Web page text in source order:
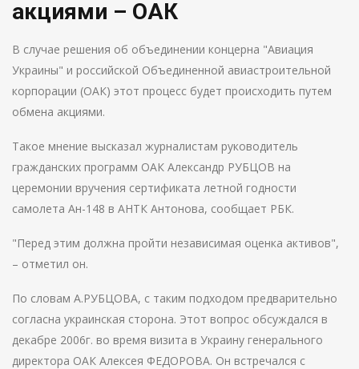
акциями – ОАК
В случае решения об объединении концерна "Авиация
Украины" и российской Объединенной авиастроительной
корпорации (ОАК) этот процесс будет происходить путем
обмена акциями.
Такое мнение высказал журналистам руководитель
гражданских программ ОАК Александр РУБЦОВ на
церемонии вручения сертификата летной годности
самолета Ан-148 в АНТК Антонова, сообщает РБК.
"Перед этим должна пройти независимая оценка активов",
– отметил он.
По словам А.РУБЦОВА, с таким подходом предварительно
согласна украинская сторона. Этот вопрос обсуждался в
декабре 2006г. во время визита в Украину генерального
директора ОАК Алексея ФЕДОРОВА. Он встречался с